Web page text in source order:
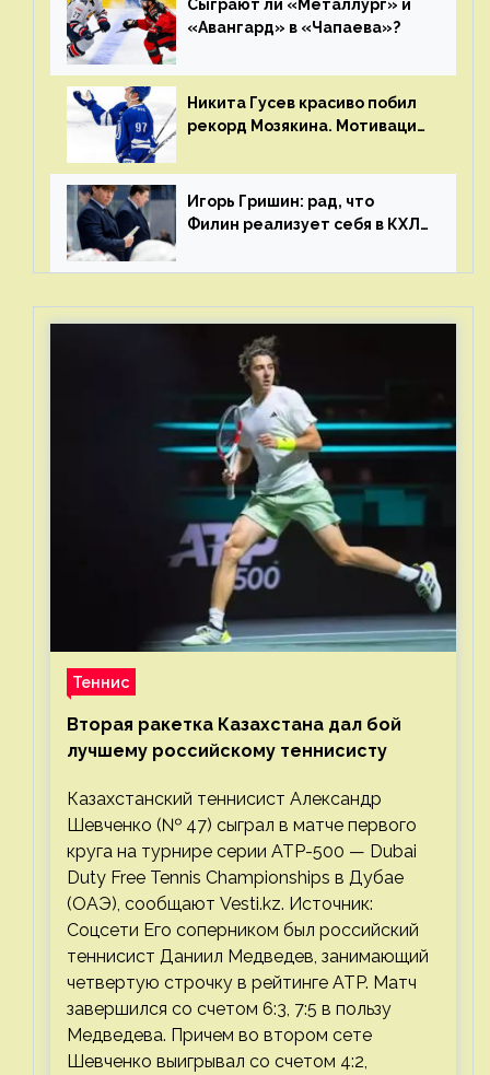
Сыграют ли «Металлург» и
«Авангард» в «Чапаева»?
Никита Гусев красиво побил
рекорд Мозякина. Мотивации
много
Игорь Гришин: рад, что
Филин реализует себя в КХЛ
стали загонять его в рамки
Теннис
Вторая ракетка Казахстана дал бой
лучшему российскому теннисисту
Казахстанский теннисист Александр
Шевченко (№ 47) сыграл в матче первого
круга на турнире серии ATP-500 — Dubai
Duty Free Tennis Championships в Дубае
(ОАЭ), сообщают Vesti.kz. Источник:
Соцсети Его соперником был российский
теннисист Даниил Медведев, занимающий
четвертую строчку в рейтинге ATP. Матч
завершился со счетом 6:3, 7:5 в пользу
Медведева. Причем во втором сете
Шевченко выигрывал со счетом 4:2,